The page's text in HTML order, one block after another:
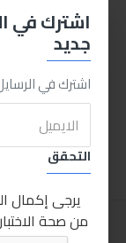
اشترك في
جديد
اشترك في
التحقق
يرجى إكمال
من صحة
توتال تولز مقص
25.00LE
اضافة للسلة